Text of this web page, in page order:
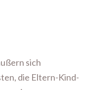
sich
die Eltern-Kind-